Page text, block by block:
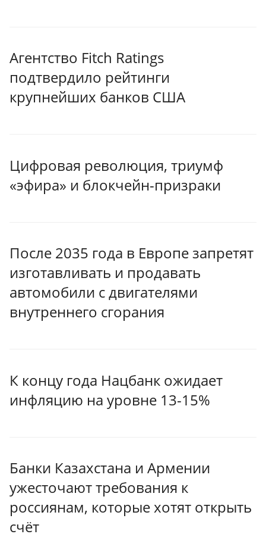
Агентство Fitch Ratings
подтвердило рейтинги
крупнейших банков США
Цифровая революция, триумф
«эфира» и блокчейн-призраки
После 2035 года в Европе запретят
изготавливать и продавать
автомобили с двигателями
внутреннего сгорания
К концу года Нацбанк ожидает
инфляцию на уровне 13-15%
Банки Казахстана и Армении
ужесточают требования к
россиянам, которые хотят открыть
счёт